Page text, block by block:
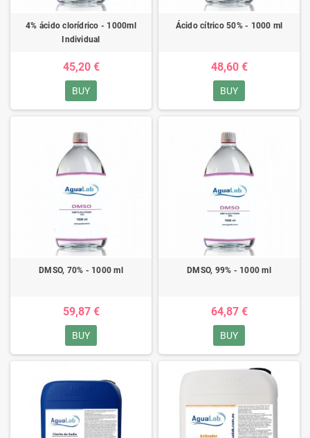
4% ácido clorídrico - 1000ml
Individual
45,20 €
BUY
Ácido cítrico 50% - 1000 ml
48,60 €
BUY
DMSO, 70% - 1000 ml
59,87 €
BUY
DMSO, 99% - 1000 ml
64,87 €
BUY